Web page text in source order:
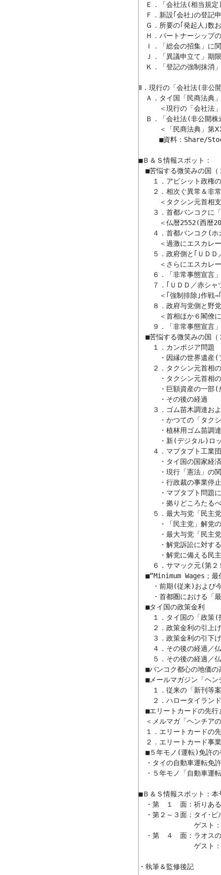
Ｅ．「会社法(相当規定
Ｆ．新設｢会社｣の登記
Ｇ．所要の｢発起人｣数
Ｈ．パートナーシップ
Ｉ．「総会の招集」に
Ｊ．「異議申立て」期
Ｋ．「登記の強制抹消
Ⅱ．現行の「会社法(非公
Ａ．タイ国「民商法典
＜現行の「会社法」
Ｂ．「会社法(非公開株
＜「民商法典」第ⅩⅩⅡ
■資料：Share/
■Ｂ＆Ｓ情報スポット：
■苦悩する微笑みの国（
１．アピシット政権
２．相次ぐ異常＆非常
＜タクシン元首相支持
３．首都バンコクに「
＜仏暦2552(西暦
４．首都バンコク(ホ
＜過激にエスカレート
５．政府側と｢ＵＤＤ
＜さらにエスカレート
６．「非常事態宣言」
７．｢ＵＤＤ／赤シャ
＜｢強制排除｣作戦⇒｢非
８．政府与党側と野
＜首相ほか６閣僚に
９．「非常事態宣言」
■苦悩する微笑みの国（
１．カンボジア問題
・因縁の世界遺産(プ
２．タクシン元首相の
・タクシン元首相の
・巨額資産の一部(た
・その後の経過
３．ゴム苗木調達およ
・かつての「タクシ
・植林用ゴム苗調達
・新(デジタル)ロッタ
４．マプタプト工業団
・タイ国の国家経済
・現行「憲法」の関
・行政裁の事業停止
・マプタプト問題に
・拠りどころたるべ
５．最大与党「民主党
・「民主党」解党の
・最大与党「民主党
・解党訴訟に対する
・解党に備える民主
６．サマック元(第２
■“Minimum Wages；
・前期(従来)および今
・首都圏における「最
■タイ国の政策金利
１．タイ国の「政策(
２．政策金利の引上
３．政策金利の引下
４．その後の経過／仏
５．その後の経過／仏
■バンコク都心の地価の
■メールマガジン「ヘン
１．従来の「新刊等案
２．ハロータイランド
■エリートカードの先行
＜メルマガ「ヘンチア
１．エリートカードの
２．エリートカード事
■５年モノ(運転)免許の
・タイの自動車運転免
・５年モノ「自動車運
■Ｂ＆Ｓ情報スポット：
・第　１　面：祈りあ
・第２～３面：タイ･
ゲスト：Mr.
・第　４　面：ラオス
ゲスト：Mr.